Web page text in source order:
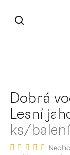
obsah
Dobrá
Lesní
ks/balení